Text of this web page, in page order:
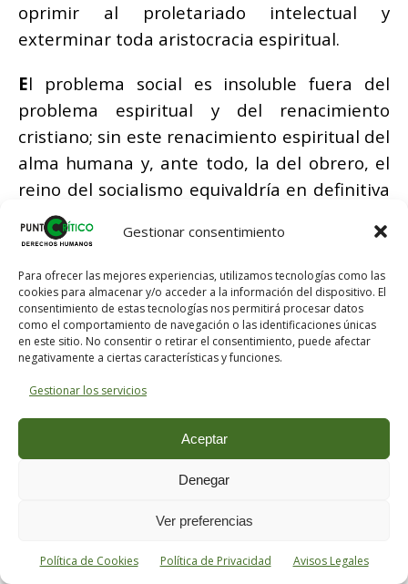
Gestionar consentimiento
Para ofrecer las mejores experiencias, utilizamos tecnologías como las
cookies para almacenar y/o acceder a la información del dispositivo. El
consentimiento de estas tecnologías nos permitirá procesar datos
como el comportamiento de navegación o las identificaciones únicas
en este sitio. No consentir o retirar el consentimiento, puede afectar
negativamente a ciertas características y funciones.
Gestionar los servicios
Aceptar
Denegar
Ver preferencias
Política de Cookies Política de Privacidad Avisos Legales
oprimir al proletariado intelectual y
exterminar toda aristocracia espiritual.
El problema social es insoluble fuera del
problema espiritual y del renacimiento
cristiano; sin este renacimiento espiritual del
alma humana y, ante todo, la del obrero, el
reino del socialismo equivaldría en definitiva
al de los burgueses, al de la satisfacción
terrenal, a la negación de la eternidad. El
ennoblecimiento, es decir, la
aristocratización espiritual de la sociedad,
debe correr pareja con su democratización.
La nueva sociedad, que deberá ser
trabajadora, deberá sin embargo, conservar
un principio aristocrático. Según nosotros,
puede tener en su fundamento otros
principios que los de la competencia